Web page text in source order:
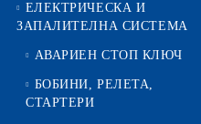
ЕЛЕКТРИЧЕСКА И
ЗАПАЛИТЕЛНА СИСТЕМА
АВАРИЕН СТОП КЛЮЧ
БОБИНИ, РЕЛЕТА,
СТАРТЕРИ